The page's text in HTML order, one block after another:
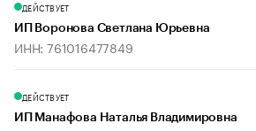
ДЕЙСТВУЕТ
ИП Воронова Светлана Юрьевна
ИНН: 761016477849
ДЕЙСТВУЕТ
ИП Манафова Наталья Владимировна